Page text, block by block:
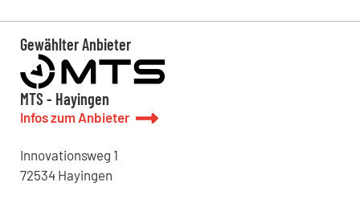
Gewählter Anbieter
MTS - Hayingen
Infos zum Anbieter
Innovationsweg 1
72534 Hayingen